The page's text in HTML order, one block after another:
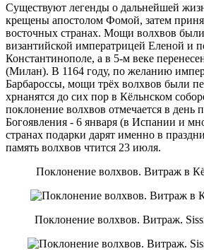
Существуют легенды о дальнейшей
крещены апостолом Фомой, затем
восточных странах. Мощи волхвов
византийской императрицей Еленой и
Константинополе, а в 5-м веке
(Милан). В 1164 году, по желанию
Барбароссы, мощи трёх волхвов были
хрнанятся до сих пор в Кёльнском
поклонение волхвов отмечается в день
Богоявления - 6 января (в Испании и
странах подарки дарят именно в
память волхвов чтится 23 июля.
Поклонение волхвов. Витраж в
Поклонение волхвов. Витраж.